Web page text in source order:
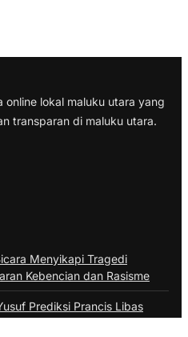
lokal maluku utara yang
transparan di maluku utara.
Menyikapi Tragedi
Kebencian dan Rasisme
Prediksi Prancis Libas